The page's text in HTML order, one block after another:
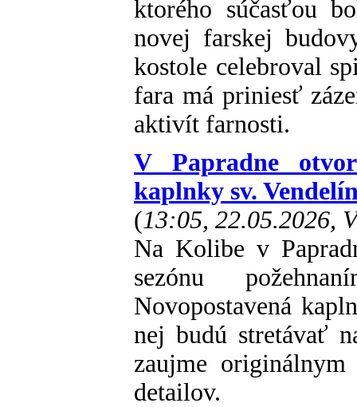
ktorého súčasťou
novej farskej
kostole celebroval
fara má priniesť
aktivít farnosti.
V Papradne
kaplnky sv.
(13:05, 22.05.2026,
Na Kolibe v
sezónu
Novopostavená
nej budú stretávať
zaujme
detailov.